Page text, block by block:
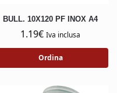
BULL. 10X120 PF INOX A4
1.19€ Iva inclusa
Ordina